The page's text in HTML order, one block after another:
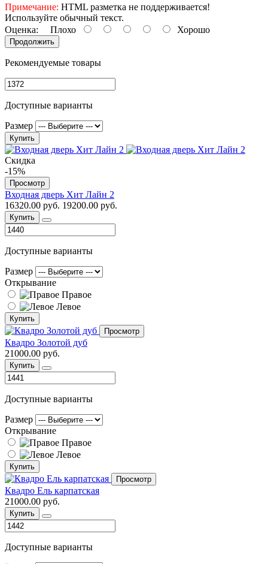
Примечание: HTML разметка не поддерживается!
Используйте обычный текст.
Оценка: Плохо Хорошо
Продолжить
Рекомендуемые товары
Доступные варианты
Размер
Купить
Скидка
-15%
Просмотр
Входная дверь Хит Лайн 2
16320.00 руб. 19200.00 руб.
Купить
Доступные варианты
Размер
Открывание
Правое
Левое
Купить
Просмотр
Квадро Золотой дуб
21000.00 руб.
Купить
Доступные варианты
Размер
Открывание
Правое
Левое
Купить
Просмотр
Квадро Ель карпатская
21000.00 руб.
Купить
Доступные варианты